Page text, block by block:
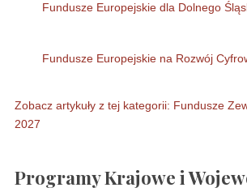
Fundusze Europejskie dla Dolnego
Fundusze Europejskie na Rozwój
Zobacz artykuły z tej kategorii: Fundusze
2027
Programy Krajowe i